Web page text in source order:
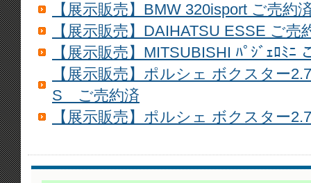
【展示販売】BMW 320isport ご売約
【展示販売】DAIHATSU ESSE ご売
【展示販売】MITSUBISHI ﾊﾟｼﾞｪﾛﾐﾆ
【展示販売】ポルシェ ボクスター
S ご売約済
【展示販売】ポルシェ ボクスター